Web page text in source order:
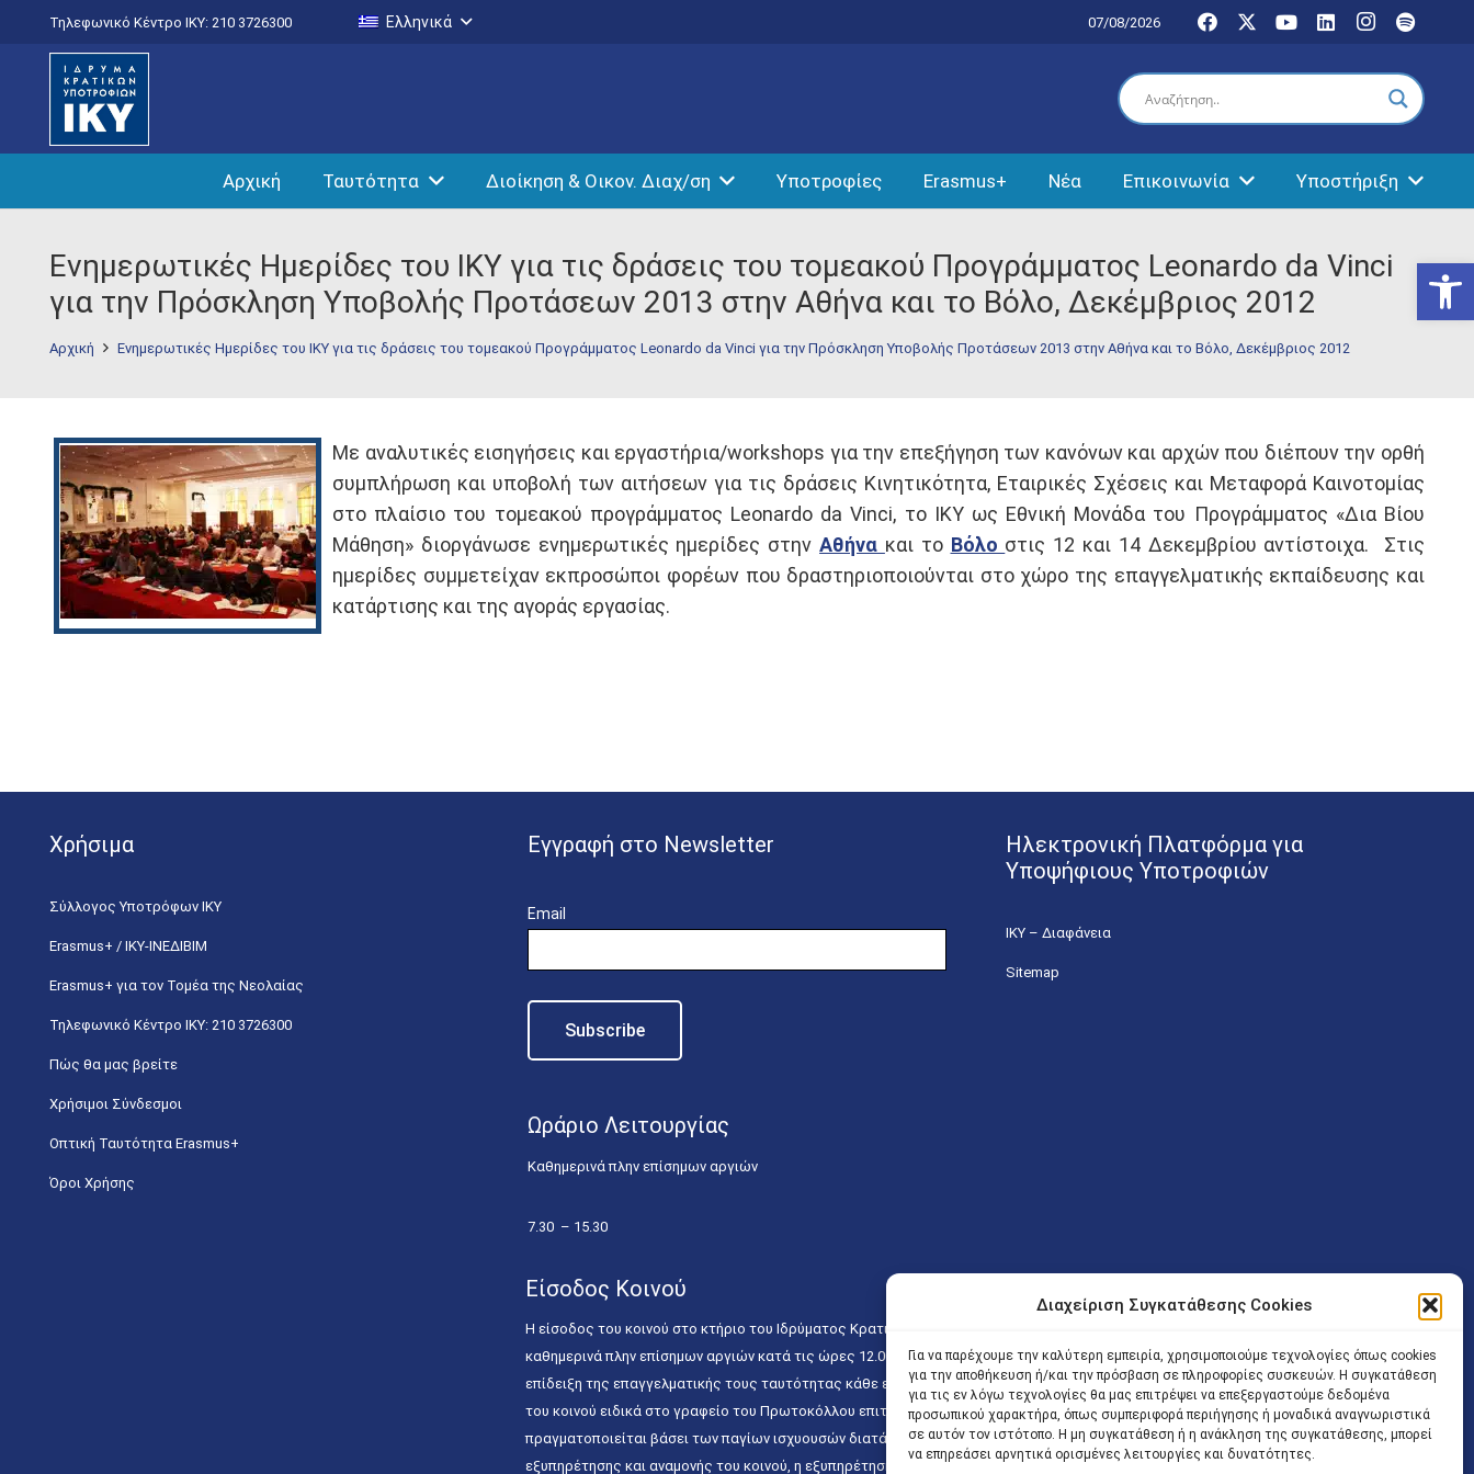
Διαχείριση Συγκατάθεσης Cookies
Για να παρέχουμε την καλύτερη εμπειρία, χρησιμοποιούμε τεχνολογίες όπως cookies
για την αποθήκευση ή/και την πρόσβαση σε πληροφορίες συσκευών. Η συγκατάθεση
για τις εν λόγω τεχνολογίες θα μας επιτρέψει να επεξεργαστούμε δεδομένα
προσωπικού χαρακτήρα, όπως συμπεριφορά περιήγησης ή μοναδικά αναγνωριστικά
σε αυτόν τον ιστότοπο. Η μη συγκατάθεση ή η ανάκληση της συγκατάθεσης, μπορεί
να επηρεάσει αρνητικά ορισμένες λειτουργίες και δυνατότητες.
Τηλεφωνικό Κέντρο IKY: 210 3726300 Ελληνικά 07/08/2026
Αρχική Ταυτότητα Διοίκηση & Οικον. Διαχ/ση Υποτροφίες Erasmus+ Νέα Επικοινωνία Υποστήριξη
Ενημερωτικές Ημερίδες του ΙΚΥ για τις δράσεις του τομεακού Προγράμματος Leonardo da Vinci
για την Πρόσκληση Υποβολής Προτάσεων 2013 στην Αθήνα και το Βόλο, Δεκέμβριος 2012
Αρχική Ενημερωτικές Ημερίδες του ΙΚΥ για τις δράσεις του τομεακού Προγράμματος Leonardo da Vinci για την Πρόσκληση Υποβολής Προτάσεων 2013 στην Αθήνα και το Βόλο, Δεκέμβριος 2012
Με αναλυτικές εισηγήσεις και εργαστήρια/workshops για την επεξήγηση των κανόνων και αρχών που διέπουν την ορθή
συμπλήρωση και υποβολή των αιτήσεων για τις δράσεις Κινητικότητα, Εταιρικές Σχέσεις και Μεταφορά Καινοτομίας
στο πλαίσιο του τομεακού προγράμματος Leonardo da Vinci, το ΙΚΥ ως Εθνική Μονάδα του Προγράμματος «Δια Βίου
Μάθηση» διοργάνωσε ενημερωτικές ημερίδες στηνΑθήνα και το Βόλο στις 12 και 14 Δεκεμβρίου αντίστοιχα. Στις
ημερίδες συμμετείχαν εκπροσώποι φορέων που δραστηριοποιούνται στο χώρο της επαγγελματικής εκπαίδευσης και
κατάρτισης και της αγοράς εργασίας.
Χρήσιμα
Σύλλογος Υποτρόφων ΙΚΥ
Erasmus+ / ΙΚΥ-ΙΝΕΔΙΒΙΜ
Erasmus+ για τον Τομέα της Νεολαίας
Τηλεφωνικό Κέντρο IKY: 210 3726300
Πώς θα μας βρείτε
Χρήσιμοι Σύνδεσμοι
Οπτική Ταυτότητα Erasmus+
Όροι Χρήσης
Εγγραφή στο Newsletter
Email
Ωράριο Λειτουργίας
Καθημερινά πλην επίσημων αργιών
7.30 – 15.30
Ηλεκτρονική Πλατφόρμα για
Υποψήφιους Υποτροφιών
ΙΚΥ – Διαφάνεια
Sitemap
Είσοδος Κοινού
Η είσοδος του κοινού στο κτήριο του Ιδρύματος Κρατικών Υποτροφιών (Λ. Εθνικής Αντιστάσεως 41 T.K.14234 Νέα Ιωνία), επιτρέπεται
καθημερινά πλην επίσημων αργιών κατά τις ώρες 12.00 – 15.00. Η είσοδος των Δικηγόρων στο κτήριο επιτρέπεται ελεύθερα με την
επίδειξη της επαγγελματικής τους ταυτότητας κάθε εργάσιμη ημέρα και ώρα χωρίς κανέναν χρονικό ή άλλο περιορισμό. Η είσοδος
του κοινού ειδικά στο γραφείο του Πρωτοκόλλου επιτρέπεται καθημερινά κατά τις ώρες 9.00 – 15.00. Η εξυπηρέτηση του κοινού
πραγματοποιείται βάσει των παγίων ισχυουσών διατάξεων. Για την αποφυγή συνωστισμού εντός του εσωτερικού χώρου
εξυπηρέτησης και αναμονής του κοινού, η εξυπηρέτησή του δύναται να πραγματοποιείται κατόπιν προγραμματισμένου ραντεβού.